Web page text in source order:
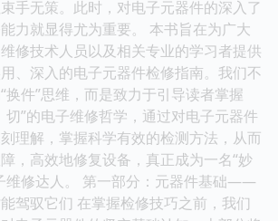
手无策。此时，对电子元器件的深入了
力就显得尤为重要。 本书旨在为广大
修技术人员以及相关专业的学习者提供
、深入的电子元器件检修指南。我们不
换件”思维，而是致力于引导读者掌握
切”的电子维修哲学，通过对电子元器件
理解，掌握科学有效的检测方法，从而
，高效地修复设备，真正成为一名“妙
维修达人。 第一部分：元器件基础——
驾驭它们 在掌握检修技巧之前，我们